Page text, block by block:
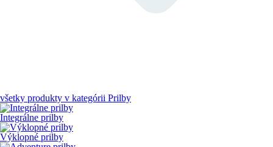
všetky produkty v kategórii Prilby
Integrálne prilby
Výklopné prilby